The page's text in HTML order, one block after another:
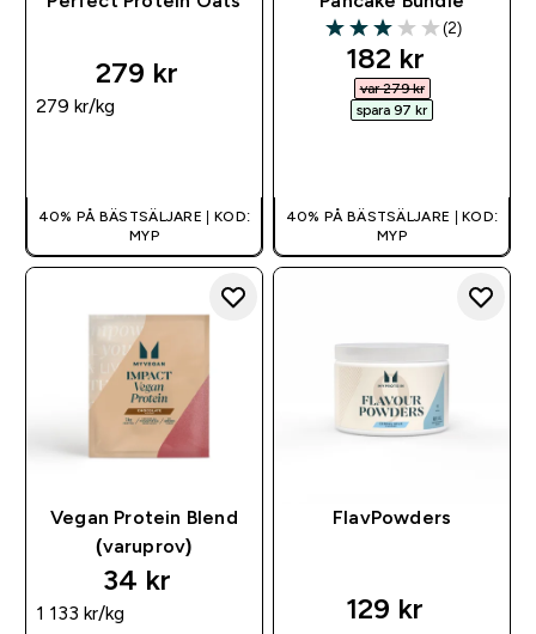
279 kr‎
279 kr‎/kg
40% PÅ BÄSTSÄLJARE | KOD:
MYP
3 out of 5 stars
(2)
discounted
182 kr‎
var 279 kr‎
spara 97 kr‎
40% PÅ BÄSTSÄLJARE | KOD:
MYP
Vegan Protein Blend
(varuprov)
34 kr‎
1 133 kr‎/kg
FlavPowders
129 kr‎